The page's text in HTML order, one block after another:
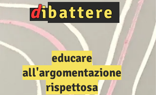
dibattere
educare
all'argomentazione
rispettosa